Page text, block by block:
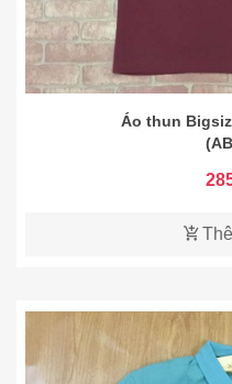
Áo thun